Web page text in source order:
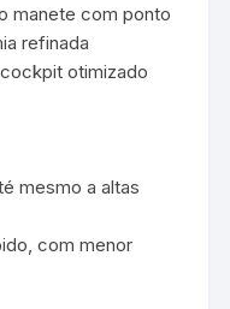
manete com ponto
refinada
otimizado
mesmo a altas
com menor